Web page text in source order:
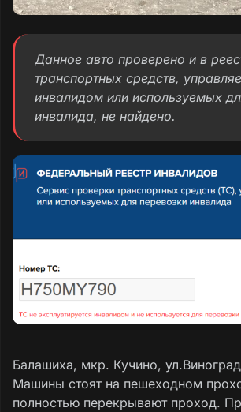
Данное авто проверено и в
транспортных средств,
инвалидом или используемых
инвалида, не найдено.
Балашиха, мкр. Кучино,
Машины стоят на пешеходном
полностью перекрывают проход.